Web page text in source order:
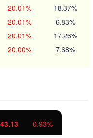
20.01% 18.37%
20.01% 6.83%
20.01% 17.26%
20.00% 7.68%
43.13 0.93%